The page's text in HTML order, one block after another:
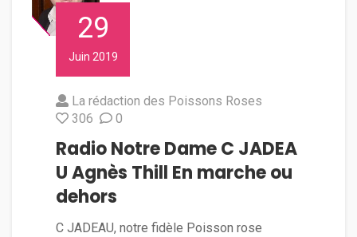
29
Juin 2019
La rédaction des Poissons Roses
306
0
Radio Notre Dame C JADEA
U Agnès Thill En marche ou
dehors
C JADEAU, notre fidèle Poisson rose